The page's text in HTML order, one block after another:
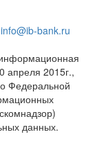
info@ib-bank.ru
апреля 2015г.,
Федеральной
данных.